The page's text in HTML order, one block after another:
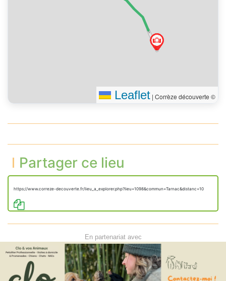
Leaflet | Corrèze découverte ©
Partager ce lieu
https://www.correze-decouverte.fr/lieu_a_explorer.php?lieu=1098&commun=Tarnac&distanc=10
En partenariat avec